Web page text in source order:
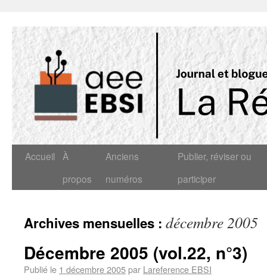
Accueil
À
propos
Anciens
numéros
Publier, réviser ou
participer
Archives mensuelles : décembre 2005
Décembre 2005 (vol.22, n°3)
Publié le 1 décembre 2005par Lareference EBSI